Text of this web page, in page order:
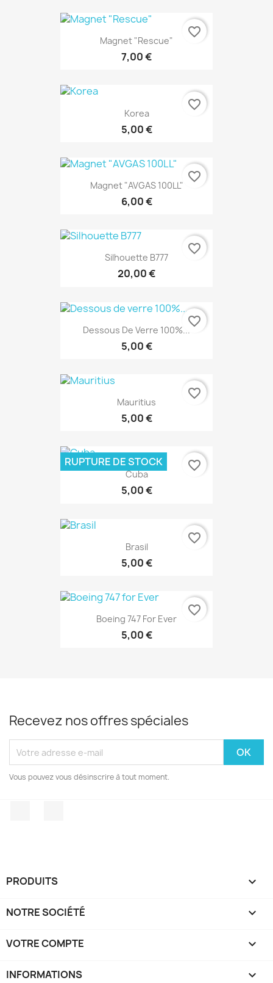
Magnet "Rescue"
7,00 €
favorite_border
Korea
5,00 €
favorite_border
Magnet "AVGAS 100LL"
6,00 €
favorite_border
Silhouette B777
20,00 €
favorite_border
Dessous De Verre 100%...
5,00 €
favorite_border
Mauritius
5,00 €
favorite_border
Cuba
5,00 €
RUPTURE DE STOCK favorite_border
Brasil
5,00 €
favorite_border
Boeing 747 For Ever
5,00 €
favorite_border
Recevez nos offres spéciales
Vous pouvez vous désinscrire à tout moment.
PRODUITS 
NOTRE SOCIÉTÉ 
VOTRE COMPTE 
INFORMATIONS keyboard_arrow_down